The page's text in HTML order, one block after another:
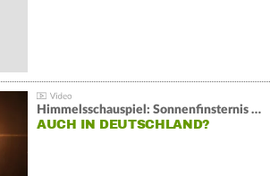
Himmelsschauspiel: Sonnenfinsternis über Spanien
AUCH IN DEUTSCHLAND?